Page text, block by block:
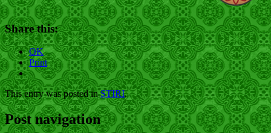
Share this:
OK
Print
This entry was posted inȘTIRI.
Post navigation